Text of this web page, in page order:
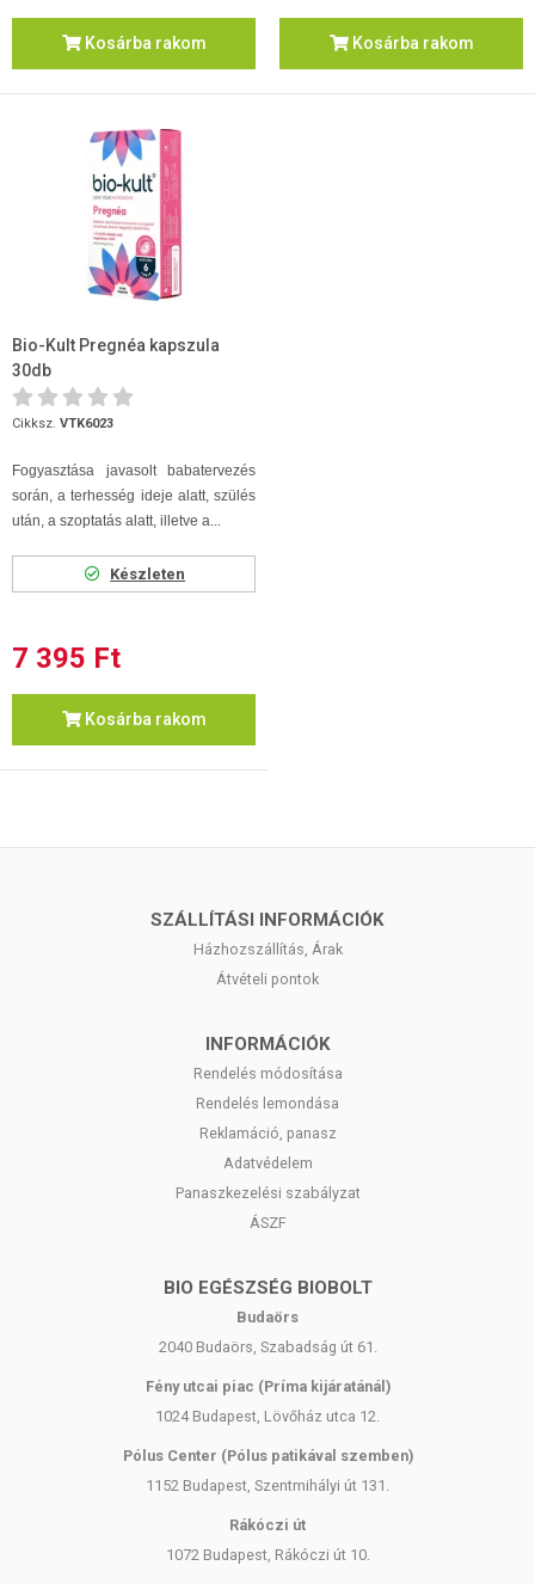
Kosárba rakom Kosárba rakom
Bio-Kult Pregnéa kapszula
30db
Cikksz. VTK6023
Fogyasztása javasolt babatervezés
során, a terhesség ideje alatt, szülés
után, a szoptatás alatt, illetve a...
Készleten
7 395 Ft
Kosárba rakom
SZÁLLÍTÁSI INFORMÁCIÓK
Házhozszállítás, Árak
Átvételi pontok
INFORMÁCIÓK
Rendelés módosítása
Rendelés lemondása
Reklamáció, panasz
Adatvédelem
Panaszkezelési szabályzat
ÁSZF
BIO EGÉSZSÉG BIOBOLT
Budaörs
2040 Budaörs, Szabadság út 61.
Fény utcai piac (Príma kijáratánál)
1024 Budapest, Lövőház utca 12.
Pólus Center (Pólus patikával szemben)
1152 Budapest, Szentmihályi út 131.
Rákóczi út
1072 Budapest, Rákóczi út 10.